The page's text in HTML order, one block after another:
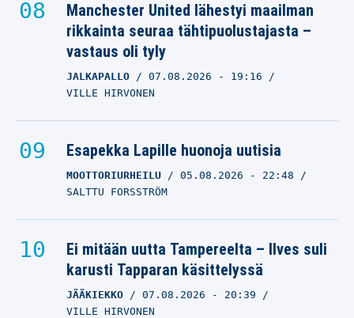
Manchester United lähestyi maailman
rikkainta seuraa tähtipuolustajasta –
vastaus oli tyly
JALKAPALLO 07.08.2026 - 19:16
VILLE HIRVONEN
Esapekka Lapille huonoja uutisia
MOOTTORIURHEILU 05.08.2026 - 22:48
SALTTU FORSSTRÖM
Ei mitään uutta Tampereelta – Ilves suli
karusti Tapparan käsittelyssä
JÄÄKIEKKO 07.08.2026 - 20:39
VILLE HIRVONEN